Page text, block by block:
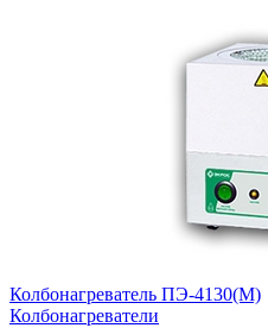
Колбонагреватель ПЭ-4130(М)
Колбонагреватели